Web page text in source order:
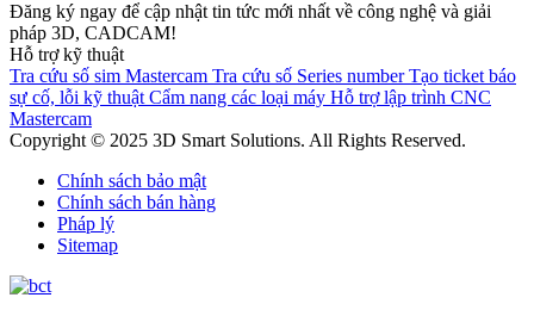
Đăng ký ngay để cập nhật tin tức mới nhất về công nghệ và giải
pháp 3D, CADCAM!
Hỗ trợ kỹ thuật
Tra cứu số sim Mastercam Tra cứu số Series number Tạo ticket báo
sự cố, lỗi kỹ thuật Cẩm nang các loại máy Hỗ trợ lập trình CNC
Mastercam
Copyright © 2025 3D Smart Solutions. All Rights Reserved.
Chính sách bảo mật
Chính sách bán hàng
Pháp lý
Sitemap